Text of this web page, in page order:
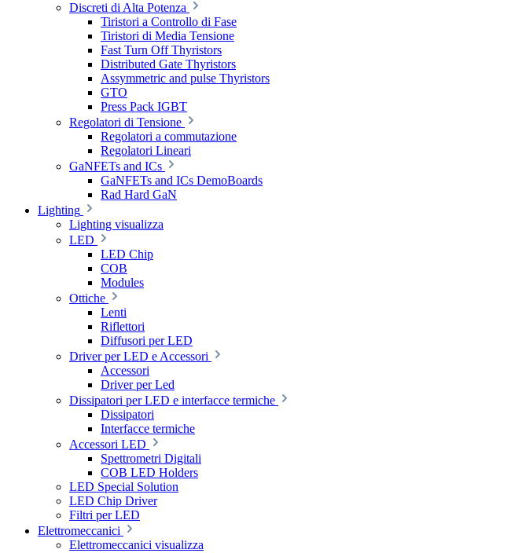
Discreti di Alta Potenza
Tiristori a Controllo di Fase
Tiristori di Media Tensione
Fast Turn Off Thyristors
Distributed Gate Thyristors
Assymmetric and pulse Thyristors
GTO
Press Pack IGBT
Regolatori di Tensione
Regolatori a commutazione
Regolatori Lineari
GaNFETs and ICs
GaNFETs and ICs DemoBoards
Rad Hard GaN
Lighting
Lighting visualizza
LED
LED Chip
COB
Modules
Ottiche
Lenti
Riflettori
Diffusori per LED
Driver per LED e Accessori
Accessori
Driver per Led
Dissipatori per LED e interfacce termiche
Dissipatori
Interfacce termiche
Accessori LED
Spettrometri Digitali
COB LED Holders
LED Special Solution
LED Chip Driver
Filtri per LED
Elettromeccanici
Elettromeccanici visualizza